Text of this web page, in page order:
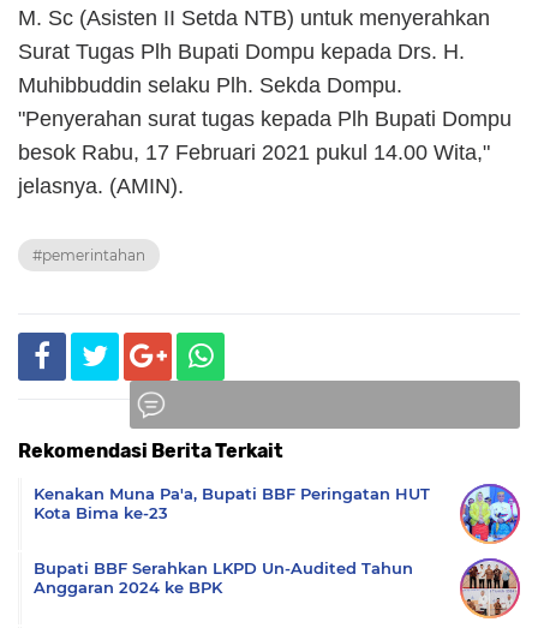
M. Sc (Asisten II Setda NTB) untuk menyerahkan
Surat Tugas Plh Bupati Dompu kepada Drs. H.
Muhibbuddin selaku Plh. Sekda Dompu.
"Penyerahan surat tugas kepada Plh Bupati Dompu
besok Rabu, 17 Februari 2021 pukul 14.00 Wita,"
jelasnya. (AMIN).
#pemerintahan
Rekomendasi Berita Terkait
Kenakan Muna Pa'a, Bupati BBF Peringatan HUT
Kota Bima ke-23
Bupati BBF Serahkan LKPD Un-Audited Tahun
Anggaran 2024 ke BPK